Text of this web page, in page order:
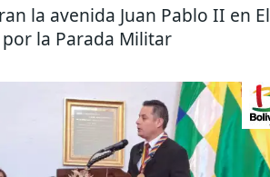
la avenida Juan Pablo II en El
la Parada Militar